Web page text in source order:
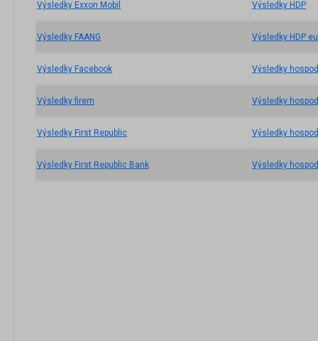
Výsledky Exxon Mobil
Výsledky FAANG
Výsledky Facebook
Výsledky firem
Výsledky First Republic
Výsledky First Republic Bank
Výsledky HDP
Výsledky HDP
Výsledky
Výsledky
Výsledky
Výsledky